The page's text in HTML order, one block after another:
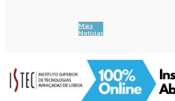
Mais
Notícias